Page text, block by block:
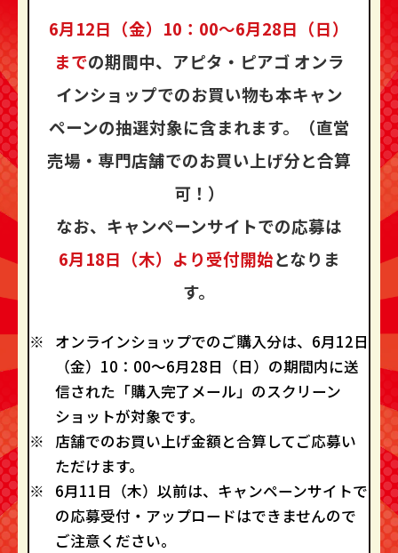
6月12日（金）10：00～6月28日（日）
までの期間中、 アピタ・ピアゴ オンラ
インショップでのお買い物も本キャン
ペーンの抽選対象に含まれます。
（直営
売場・専門店舗でのお買い上げ分と合算
可！）
なお、キャンペーンサイトでの応募は
6月18日（木）より受付開始となりま
す。
オンラインショップでのご購入分は、6月12日
（金）10：00～6月28日（日）の期間内に送
信された「購入完了メール」のスクリーン
ショットが対象です。
店舗でのお買い上げ金額と合算してご応募い
ただけます。
6月11日（木）以前は、キャンペーンサイトで
の応募受付・アップロードはできませんので
ご注意ください。